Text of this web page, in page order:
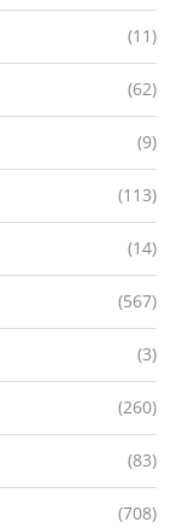
(11)
(62)
(9)
(113)
(14)
(567)
(3)
(260)
(83)
(708)